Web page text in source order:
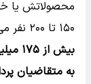
محصولاتش یا
۱۵۰ تا ۲۰۰ نفر می شوند، این چالش کمتر می شود.
بیش
به متقاضیان